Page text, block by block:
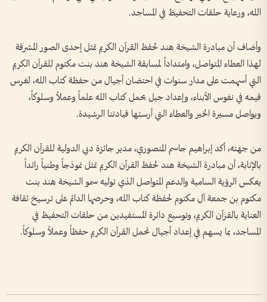
الله، ورعاية حلقات التحفيظ في المساجد.
وأضاف أن مبادرة الشيخة هند لحفظ القرآن الكريم تمثل إحدى الصور المشرقة
لهذا العطاء المتواصل، وامتداداً لمسابقة الشيخة هند بنت مكتوم للقرآن الكريم
التي أسهمت على مدار سنوات في احتضان أجيال من حفظة كتاب الله، لغرس
قيمه في نفوس الأبناء، وإعداد جيل يحمل كتاب الله علماً وعملاً وسلوكاً،
ويواصل مسيرة الخير والعطاء التي أرستها قيادتنا الرشيدة.
من جهته، أكد إبراهيم جاسم المنصوري، مدير جائزة دبي الدولية للقرآن الكريم
بالإنابة، أن مبادرة الشيخة هند لحفظ القرآن الكريم تمثل نموذجاً وطنياً رائداً
يعكس الرؤية السامية والدعم المتواصل الذي توليه سمو الشيخة هند بنت
مكتوم بن جمعة آل مكتوم لحفظة كتاب الله، وحرصها الدائم على ترسيخ ثقافة
العناية بالقرآن الكريم، وتوسيع دائرة المستفيدين من حلقات التحفيظ في
المساجد، بما يسهم في إعداد أجيال تحمل القرآن الكريم حفظاً وعملاً وسلوكاً.